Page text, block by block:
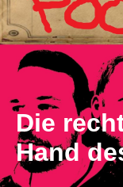
Die
Hand